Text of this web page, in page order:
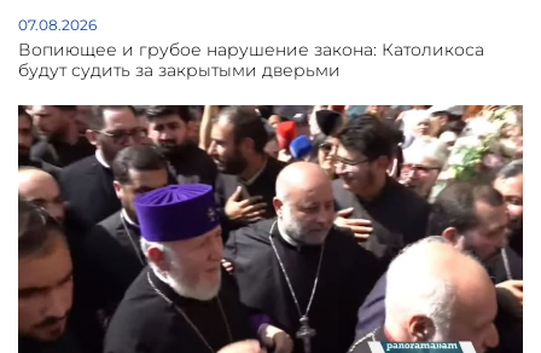
07.08.2026
Вопиющее и грубое нарушение закона: Католикоса
будут судить за закрытыми дверьми